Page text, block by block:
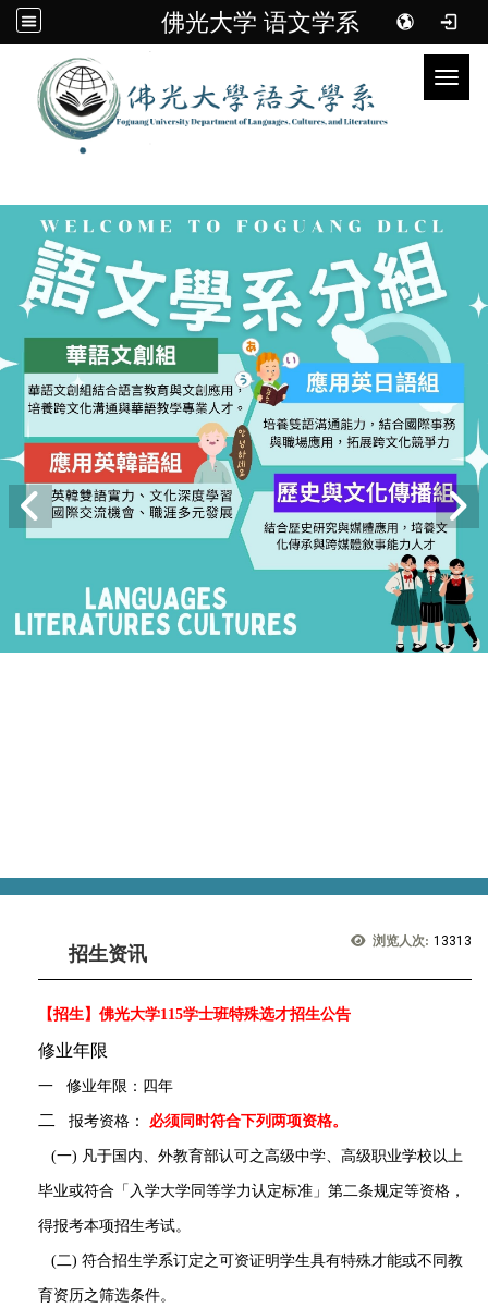
佛光大学 语文学系
浏览人次: 13313
招生资讯
【招生】佛光大学115学士班特殊选才招生公告
修业年限
一 修业年限：四年
二 报考资格： 必须同时符合下列两项资格。
(一) 凡于国内、外教育部认可之高级中学、高级职业学校以上
毕业或符合「入学大学同等学力认定标准」第二条规定等资格，
得报考本项招生考试。
(二) 符合招生学系订定之可资证明学生具有特殊才能或不同教
育资历之筛选条件。